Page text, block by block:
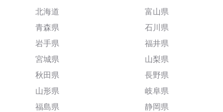
北海道
青森県
岩手県
宮城県
秋田県
山形県
福島県
富山県
石川県
福井県
山梨県
長野県
岐阜県
静岡県